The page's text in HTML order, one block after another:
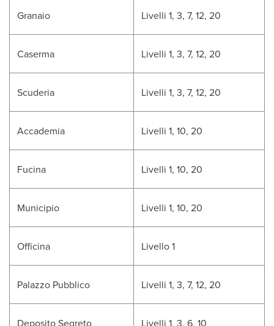
Granaio Livelli 1, 3, 7, 12, 20
Caserma Livelli 1, 3, 7, 12, 20
Scuderia Livelli 1, 3, 7, 12, 20
Accademia Livelli 1, 10, 20
Fucina Livelli 1, 10, 20
Municipio Livelli 1, 10, 20
Officina Livello 1
Palazzo Pubblico Livelli 1, 3, 7, 12, 20
Deposito Segreto Livelli 1, 3, 6, 10